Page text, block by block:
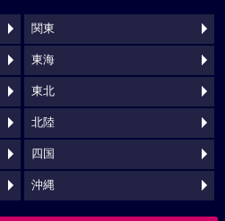
関東
東海
東北
北陸
四国
沖縄